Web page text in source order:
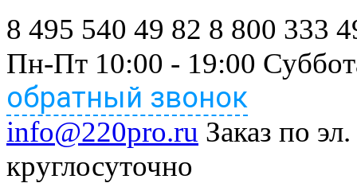
8 495 540 49 82 8 800 333
Пн-Пт 10:00 - 19:00
обратный звонок
info@220pro.ru Заказ по
круглосуточно